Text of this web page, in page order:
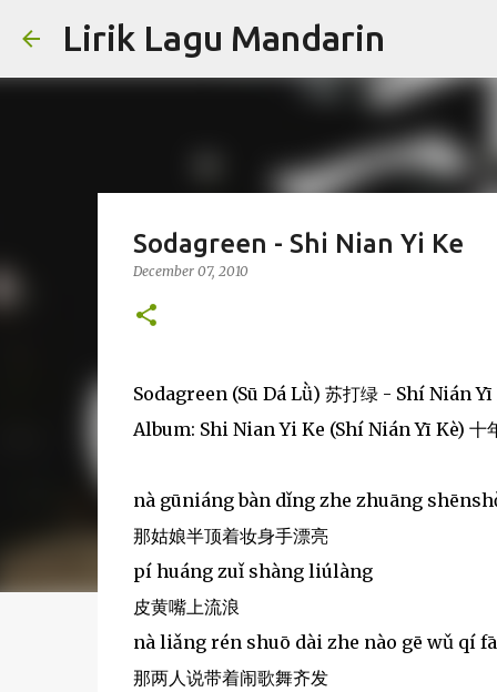
Lirik Lagu Mandarin
Sodagreen - Shi Nian Yi Ke
December 07, 2010
Sodagreen (Sū Dá Lǜ) 苏打绿 - Shí Nián Yī
Album: Shi Nian Yi Ke (Shí Nián Yī Kè) 十
nà gūniáng bàn dǐng zhe zhuāng
那姑娘半顶着妆身手漂亮
pí huáng zuǐ shàng liúlàng
皮黄嘴上流浪
nà liǎng rén shuō dài zhe nào gē wǔ qí fā
那两人说带着闹歌舞齐发